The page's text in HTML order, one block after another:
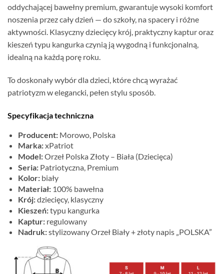
oddychającej bawełny premium, gwarantuje wysoki komfort
noszenia przez cały dzień — do szkoły, na spacery i różne
aktywności. Klasyczny dziecięcy krój, praktyczny kaptur oraz
kieszeń typu kangurka czynią ją wygodną i funkcjonalną,
idealną na każdą porę roku.
To doskonały wybór dla dzieci, które chcą wyrażać
patriotyzm w elegancki, pełen stylu sposób.
Specyfikacja techniczna
Producent:Morowo, Polska
Marka:xPatriot
Model:Orzeł Polska Złoty – Biała (Dziecięca)
Seria:Patriotyczna, Premium
Kolor:biały
Materiał:100% bawełna
Krój:dziecięcy, klasyczny
Kieszeń:typu kangurka
Kaptur:regulowany
Nadruk:stylizowany Orzeł Biały + złoty napis „POLSKA”